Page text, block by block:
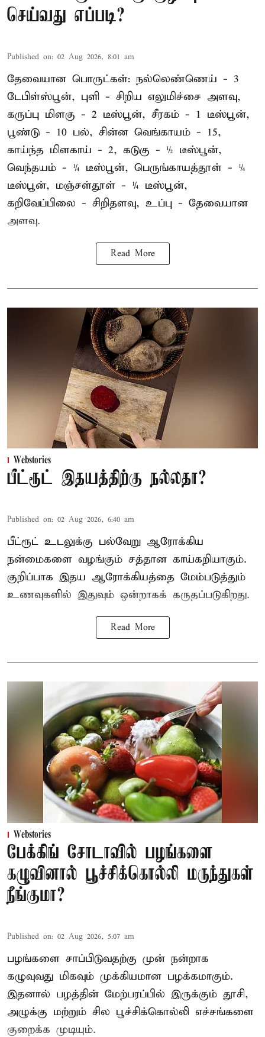
செய்வது எப்படி?
Published on: 02 Aug 2026, 8:01 am
தேவையான பொருட்கள்: நல்லெண்ணெய் - 3
டேபிள்ஸ்பூன், புளி - சிறிய எலுமிச்சை அளவு,
கருப்பு மிளகு - 2 டீஸ்பூன், சீரகம் - 1 டீஸ்பூன்,
பூண்டு - 10 பல், சின்ன வெங்காயம் - 15,
காய்ந்த மிளகாய் - 2, கடுகு - ½ டீஸ்பூன்,
வெந்தயம் - ¼ டீஸ்பூன், பெருங்காயத்தூள் - ¼
டீஸ்பூன், மஞ்சள்தூள் - ¼ டீஸ்பூன்,
கறிவேப்பிலை - சிறிதளவு, உப்பு - தேவையான
அளவு.
Read More
Webstories
பீட்ரூட் இதயத்திற்கு நல்லதா?
Published on: 02 Aug 2026, 6:40 am
பீட்ரூட் உடலுக்கு பல்வேறு ஆரோக்கிய
நன்மைகளை வழங்கும் சத்தான காய்கறியாகும்.
குறிப்பாக இதய ஆரோக்கியத்தை மேம்படுத்தும்
உணவுகளில் இதுவும் ஒன்றாகக் கருதப்படுகிறது.
Read More
Webstories
பேக்கிங் சோடாவில் பழங்களை
கழுவினால் பூச்சிக்கொல்லி மருந்துகள்
நீங்குமா?
Published on: 02 Aug 2026, 5:07 am
பழங்களை சாப்பிடுவதற்கு முன் நன்றாக
கழுவுவது மிகவும் முக்கியமான பழக்கமாகும்.
இதனால் பழத்தின் மேற்பரப்பில் இருக்கும் தூசி,
அழுக்கு மற்றும் சில பூச்சிக்கொல்லி எச்சங்களை
குறைக்க முடியும்.